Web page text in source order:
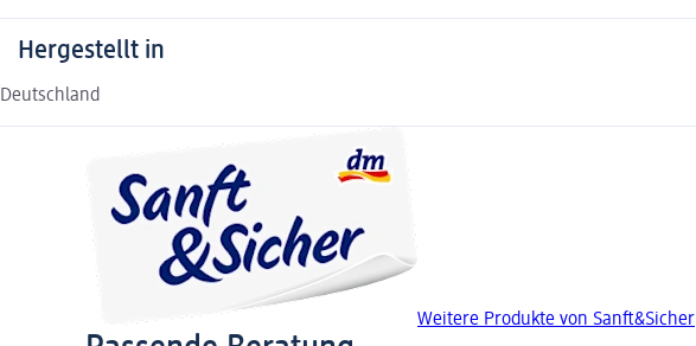
Hergestellt in
Deutschland
Weitere Produkte von Sanft&Sicher